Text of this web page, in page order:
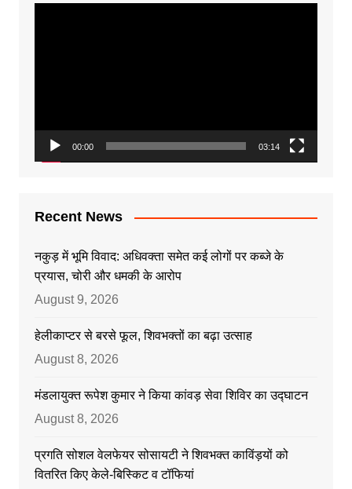
00:00 03:14
Recent News
नकुड़ में भूमि विवाद: अधिवक्ता समेत कई लोगों पर कब्जे के
प्रयास, चोरी और धमकी के आरोप
August 9, 2026
हेलीकाप्टर से बरसे फूल, शिवभक्तों का बढ़ा उत्साह
August 8, 2026
मंडलायुक्त रूपेश कुमार ने किया कांवड़ सेवा शिविर का उद्घाटन
August 8, 2026
प्रगति सोशल वेलफेयर सोसायटी ने शिवभक्त काविंड़यों को
वितरित किए केले-बिस्किट व टॉफियां